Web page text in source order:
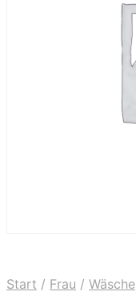
Start / Frau / Wäsche